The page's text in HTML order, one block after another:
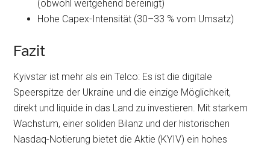
(obwohl weitgehend bereinigt)
Hohe Capex-Intensität (30–33 % vom Umsatz)
Fazit
Kyivstar ist mehr als ein Telco: Es ist die digitale
Speerspitze der Ukraine und die einzige Möglichkeit,
direkt und liquide in das Land zu investieren. Mit starkem
Wachstum, einer soliden Bilanz und der historischen
Nasdaq-Notierung bietet die Aktie (KYIV) ein hohes